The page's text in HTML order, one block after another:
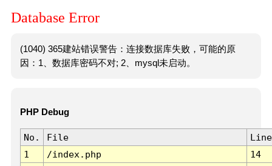
Database Error
(1040) 365建站错误警告：连接数据库失败，可能的原
因：1、数据库密码不对; 2、mysql未启动。
PHP Debug
No. File
Line
1
/index.php 14